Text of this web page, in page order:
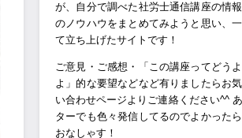
が、自分で調べた社労士通信講座の情
のノウハウをまとめてみようと思い、
て立ち上げたサイトです！
ご意見・ご感想・「この講座ってどう
よ」的な要望などなど有りましたらお
い合わせページよりご連絡ください^^
ターでも色々発信してるのでよかった
おなしゃす！